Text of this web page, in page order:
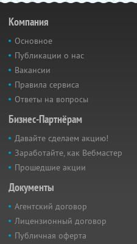
Компания
Основное
Публикации о нас
Вакансии
Правила сервиса
Ответы на вопросы
Бизнес-Партнёрам
Давайте сделаем акцию!
Заработайте, как Вебмастер
Прошедшие акции
Документы
Агентский договор
Лицензионный договор
Публичная оферта